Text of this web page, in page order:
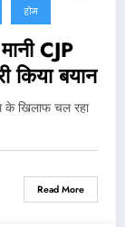
होम
CJP
किया बयान
के खिलाफ चल रहा
Read More